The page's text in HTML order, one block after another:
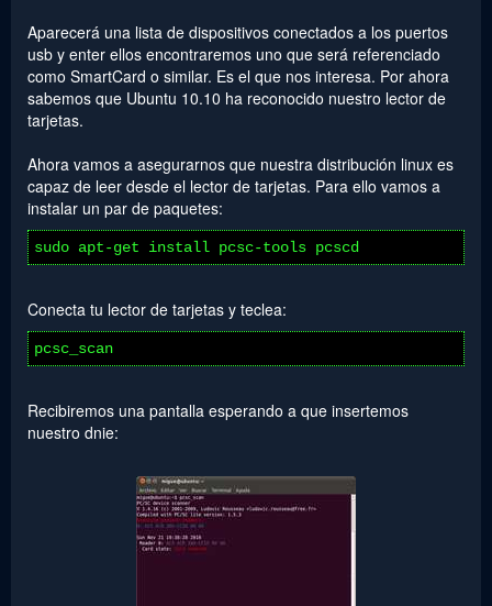
Aparecerá una lista de dispositivos conectados a los puertos
usb y enter ellos encontraremos uno que será referenciado
como SmartCard o similar. Es el que nos interesa. Por ahora
sabemos que Ubuntu 10.10 ha reconocido nuestro lector de
tarjetas.
Ahora vamos a asegurarnos que nuestra distribución linux es
capaz de leer desde el lector de tarjetas. Para ello vamos a
instalar un par de paquetes:
sudo apt-get install pcsc-tools pcscd
Conecta tu lector de tarjetas y teclea:
pcsc_scan
Recibiremos una pantalla esperando a que insertemos
nuestro dnie: